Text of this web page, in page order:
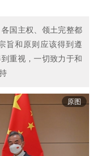
国主权、领土完整都
旨和原则应该得到遵
重视，一切致力于和
原图